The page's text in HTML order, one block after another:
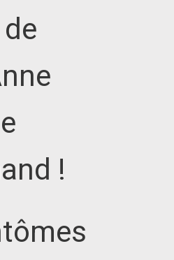
!